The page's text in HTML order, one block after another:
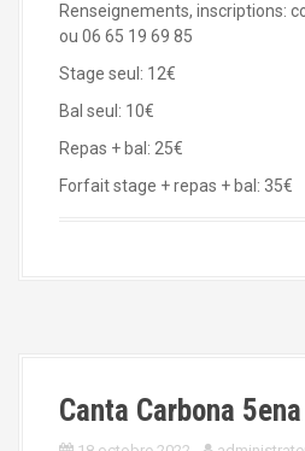
Renseignements, inscriptions:
ou 06 65 19 69 85
Stage seul: 12€
Bal seul: 10€
Repas + bal: 25€
Forfait stage + repas + bal: 35€
Canta Carbona